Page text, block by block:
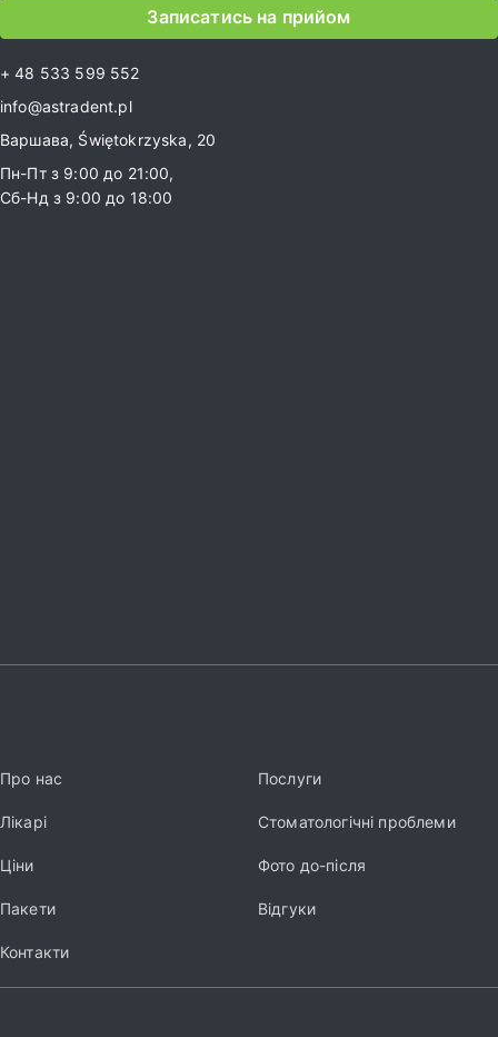
Записатись на прийом
+ 48 533 599 552
info@astradent.pl
Варшава, Świętokrzyska, 20
Пн-Пт з 9:00 до 21:00,
Сб-Нд з 9:00 до 18:00
Про нас Послуги
Лікарі Стоматологічні проблеми
Ціни Фото до-після
Пакети Відгуки
Контакти